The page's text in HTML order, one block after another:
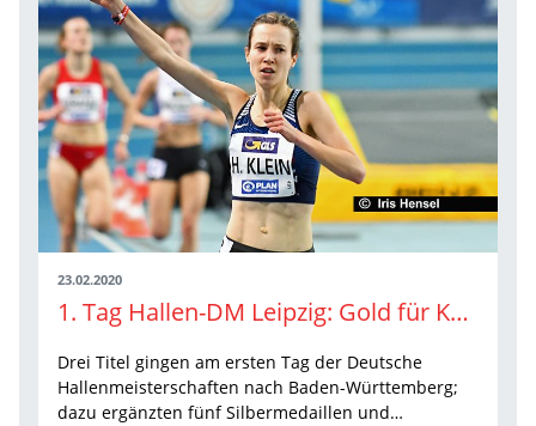
23.02.2020
1. Tag Hallen-DM Leipzig: Gold für Kenzel, Klein und Traber
Drei Titel gingen am ersten Tag der Deutsche
Hallenmeisterschaften nach Baden-Württemberg;
dazu ergänzten fünf Silbermedaillen und…